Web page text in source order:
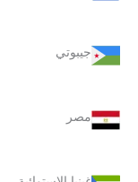
جيبوتي
مصر